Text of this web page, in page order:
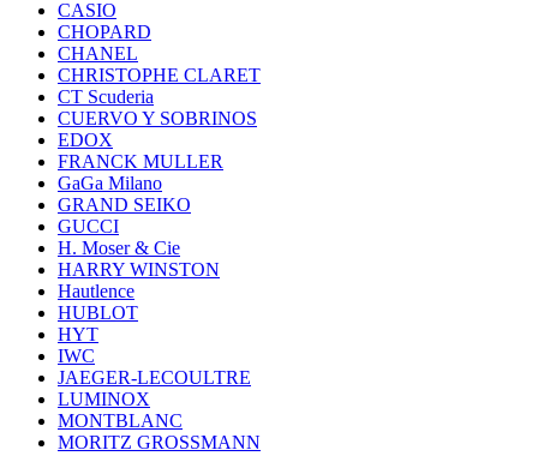
CASIO
CHOPARD
CHANEL
CHRISTOPHE CLARET
CT Scuderia
CUERVO Y SOBRINOS
EDOX
FRANCK MULLER
GaGa Milano
GRAND SEIKO
GUCCI
H. Moser & Cie
HARRY WINSTON
Hautlence
HUBLOT
HYT
IWC
JAEGER-LECOULTRE
LUMINOX
MONTBLANC
MORITZ GROSSMANN